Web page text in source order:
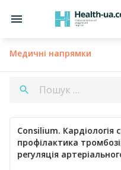
Медичні напрямки
Consilium. Кардіологія
профілактика
регуляція